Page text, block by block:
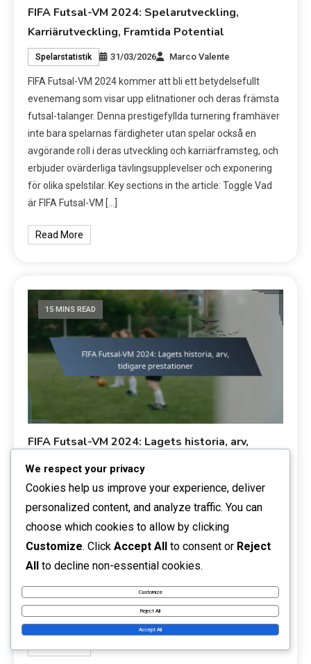
FIFA Futsal-VM 2024: Spelarutveckling,
Karriärutveckling, Framtida Potential
Spelarstatistik 31/03/2026 Marco Valente
FIFA Futsal-VM 2024 kommer att bli ett betydelsefullt
evenemang som visar upp elitnationer och deras främsta
futsal-talanger. Denna prestigefyllda turnering framhäver
inte bara spelarnas färdigheter utan spelar också en
avgörande roll i deras utveckling och karriärframsteg, och
erbjuder ovärderliga tävlingsupplevelser och exponering
för olika spelstilar. Key sections in the article: Toggle Vad
är FIFA Futsal-VM […]
Read More
15 MINS READ
FIFA Futsal-VM 2024: Lagets historia, arv,
tidigare prestationer
Teamets prestation 31/03/2026 Marco Valente
FIFA Futsal-VM 2024 visar den rika historien och arvet från
landslag som har format sporten genom åren. När länder
utvecklar sina futsalprogram bidrar de till en väv av
prestationer och kulturell betydelse som ökar spelets
konkurrensens excellens utan firar också de minnesvärda
ögonblick som definierar futsals utveckling på […]
We respect your privacy
Cookies help us improve your experience, deliver
personalized content, and analyze traffic. You can
choose which cookies to allow by clicking
Customize. Click Accept All to consent or Reject
All to decline non-essential cookies.
Customize
Reject All
Accept All